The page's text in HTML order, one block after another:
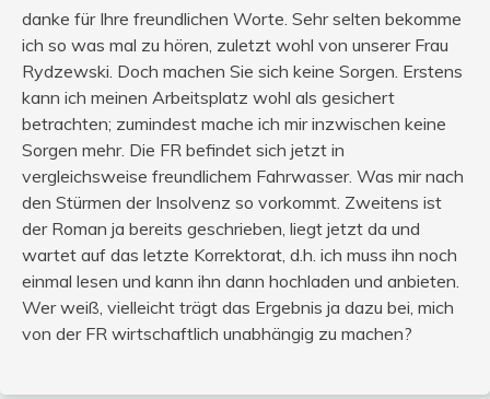
danke für Ihre freundlichen Worte. Sehr selten bekomme
ich so was mal zu hören, zuletzt wohl von unserer Frau
Rydzewski. Doch machen Sie sich keine Sorgen. Erstens
kann ich meinen Arbeitsplatz wohl als gesichert
betrachten; zumindest mache ich mir inzwischen keine
Sorgen mehr. Die FR befindet sich jetzt in
vergleichsweise freundlichem Fahrwasser. Was mir nach
den Stürmen der Insolvenz so vorkommt. Zweitens ist
der Roman ja bereits geschrieben, liegt jetzt da und
wartet auf das letzte Korrektorat, d.h. ich muss ihn noch
einmal lesen und kann ihn dann hochladen und anbieten.
Wer weiß, vielleicht trägt das Ergebnis ja dazu bei, mich
von der FR wirtschaftlich unabhängig zu machen?